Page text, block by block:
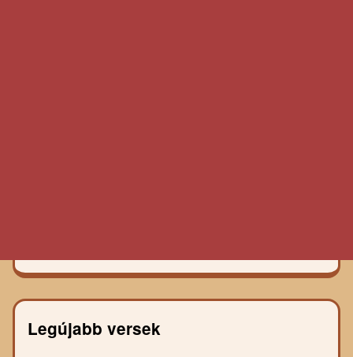
Legújabb versek